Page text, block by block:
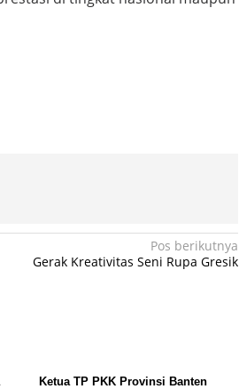
Pos berikutnya
Gerak Kreativitas Seni Rupa Gresik
Ketua TP PKK Provinsi Banten